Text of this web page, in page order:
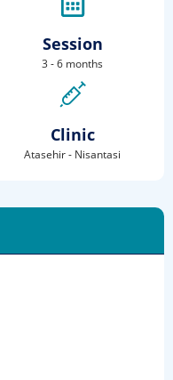
Session
3 - 6 months
Clinic
Atasehir - Nisantasi